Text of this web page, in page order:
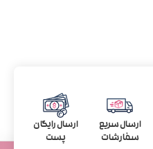
ارسال سریع
سفارشات
ارسال رایگان
پست